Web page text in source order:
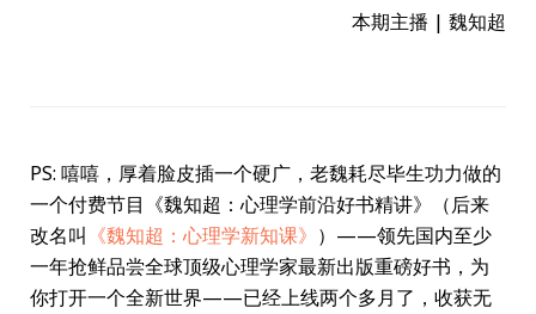
本期主播 | 魏知超
PS: 嘻嘻，厚着脸皮插一个硬广，老魏耗尽毕生功力做的
一个付费节目《魏知超：心理学前沿好书精讲》（后来
改名叫 《魏知超：心理学新知课》 ）——领先国内至少
一年抢鲜品尝全球顶级心理学家最新出版重磅好书，为
你打开一个全新世界——已经上线两个多月了，收获无